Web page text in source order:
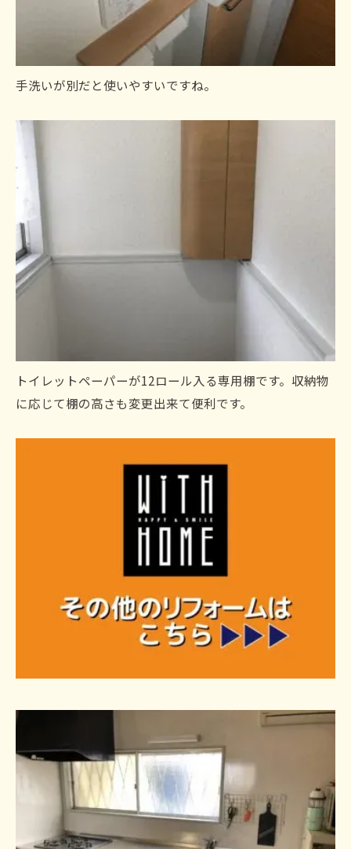
手洗いが別だと使いやすいですね。
トイレットペーパーが12ロール入る専用棚です。収納物
に応じて棚の高さも変更出来て便利です。